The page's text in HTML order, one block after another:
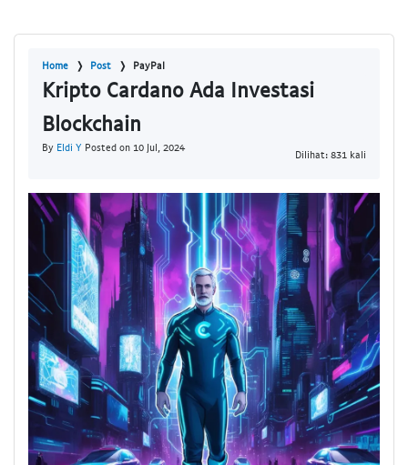
Home Post PayPal
Kripto Cardano Ada Investasi
Blockchain
By Eldi Y Posted on 10 Jul, 2024
Dilihat: 831 kali